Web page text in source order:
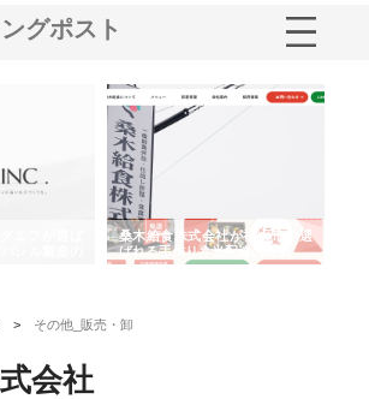
グポスト
桑木給食株式会社が福山市で選
ばれる手作り弁当配達の理由
> その他_販売・卸
会社